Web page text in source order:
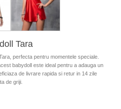
Tara
perfecta pentru momentele speciale.
babydoll este ideal pentru a adauga un
de livrare rapida si retur in 14 zile
de griji.